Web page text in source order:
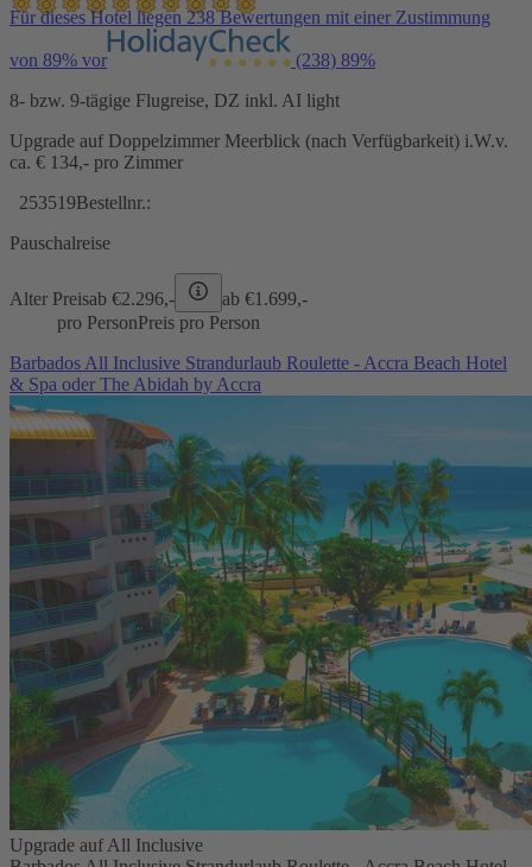
Für dieses Hotel liegen 238 Bewertungen mit einer Zustimmung
von 89% vor (238) 89%
8- bzw. 9-tägige Flugreise, DZ inkl. AI light
Upgrade auf Doppelzimmer Meerblick (nach Verfügbarkeit) i.W.v.
ca. € 134,- pro Zimmer
253519Bestellnr.:
Pauschalreise
Alter Preisab €2.296,- ab €1.699,-
pro PersonPreis pro Person
Barbados All Inclusive Strandurlaub Roulette - Accra Beach Hotel
& Spa oder The Abidah by Accra
Upgrade auf All Inclusive